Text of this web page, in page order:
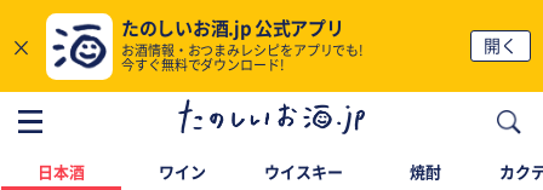
×
たのしいお酒.jp 公式アプリ
お酒情報・おつまみレシピをアプリでも!
今すぐ無料でダウンロード!
開く
日本酒 ワイン ウイスキー 焼酎 カク